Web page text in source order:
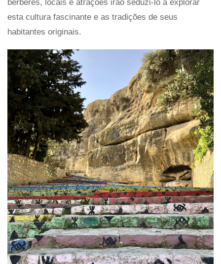
berberes, locais e atrações irão seduzi-lo a explorar
esta cultura fascinante e as tradições de seus
habitantes originais.